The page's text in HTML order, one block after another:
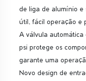
de liga de alumínio e
útil, fácil operação e
A válvula
psi protege os
garante uma
Novo design de